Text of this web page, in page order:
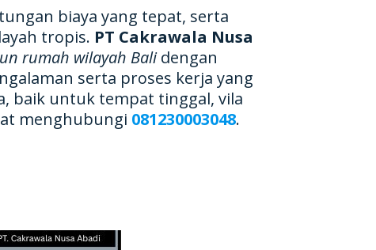
biaya yang tepat, serta
tropis. PT Cakrawala Nusa
rumah wilayah Balidengan
serta proses kerja yang
baik untuk tempat tinggal, vila
menghubungi 081230003048.